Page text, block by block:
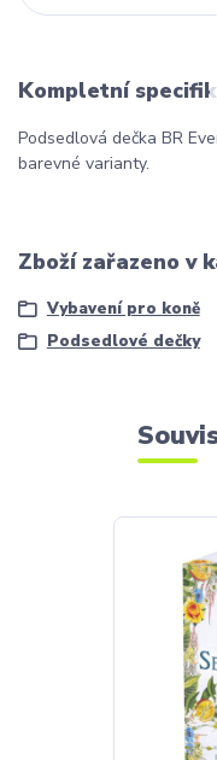
Kompletní
Podsedlová dečka BR
barevné varianty.
Zboží zařazeno v
Vybavení pro koně
Podsedlové dečky